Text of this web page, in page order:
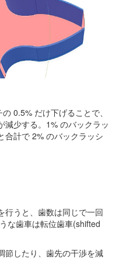
0.5% だけ下げることで、
減少する。1% のバックラッ
合計で 2% のバックラッシ
行うと、歯数は同じで一回
な歯車は転位歯車(shifted
節したり、歯先の干渉を減